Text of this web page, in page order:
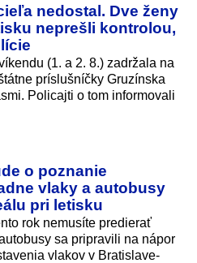
nedostal. Dve ženy
neprešli kontrolou,
(1. a 2. 8.) zadržala na
príslušníčky Gruzínska
Policajti o tom informovali
o poznanie
vlaky a autobusy
pri letisku
rok nemusíte predierať
sa pripravili na nápor
vlakov v Bratislave-